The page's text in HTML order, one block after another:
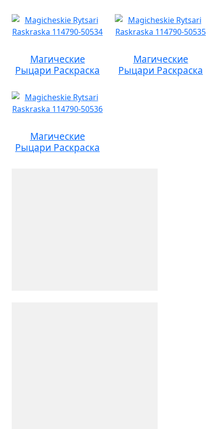
Магические
Рыцари Раскраска
Магические
Рыцари Раскраска
Магические
Рыцари Раскраска